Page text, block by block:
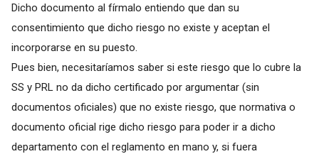
Dicho documento al fírmalo entiendo que dan su
consentimiento que dicho riesgo no existe y aceptan el
incorporarse en su puesto.
Pues bien, necesitaríamos saber si este riesgo que lo cubre la
SS y PRL no da dicho certificado por argumentar (sin
documentos oficiales) que no existe riesgo, que normativa o
documento oficial rige dicho riesgo para poder ir a dicho
departamento con el reglamento en mano y, si fuera